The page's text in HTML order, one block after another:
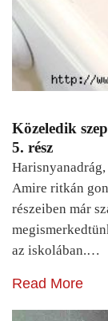
Közeledik
5. rész
Amire ritkán
részeiben már
az iskolában.…
Read More